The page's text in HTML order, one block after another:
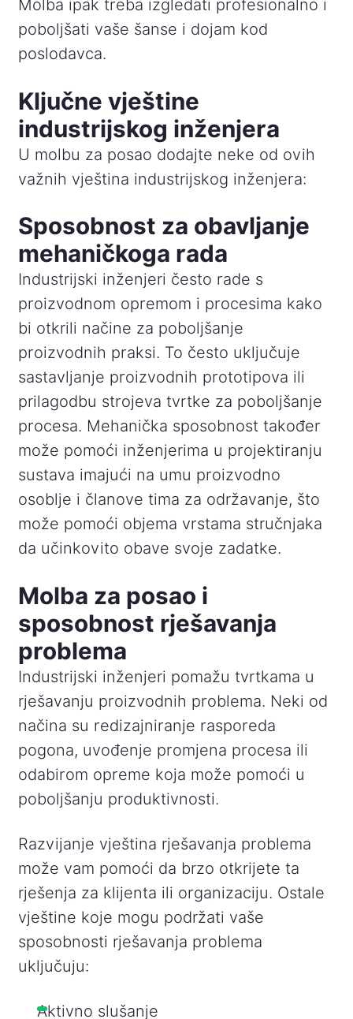
Molba ipak treba izgledati profesionalno i
poboljšati vaše šanse i dojam kod
poslodavca.
Ključne vještine
industrijskog inženjera
U molbu za posao dodajte neke od ovih
važnih vještina industrijskog inženjera:
Sposobnost za obavljanje
mehaničkoga rada
Industrijski inženjeri često rade s
proizvodnom opremom i procesima kako
bi otkrili načine za poboljšanje
proizvodnih praksi. To često uključuje
sastavljanje proizvodnih prototipova ili
prilagodbu strojeva tvrtke za poboljšanje
procesa. Mehanička sposobnost također
može pomoći inženjerima u projektiranju
sustava imajući na umu proizvodno
osoblje i članove tima za održavanje, što
može pomoći objema vrstama stručnjaka
da učinkovito obave svoje zadatke.
Molba za posao i
sposobnost rješavanja
problema
Industrijski inženjeri pomažu tvrtkama u
rješavanju proizvodnih problema. Neki od
načina su redizajniranje rasporeda
pogona, uvođenje promjena procesa ili
odabirom opreme koja može pomoći u
poboljšanju produktivnosti.
Razvijanje vještina rješavanja problema
može vam pomoći da brzo otkrijete ta
rješenja za klijenta ili organizaciju. Ostale
vještine koje mogu podržati vaše
sposobnosti rješavanja problema
uključuju:
Aktivno slušanje